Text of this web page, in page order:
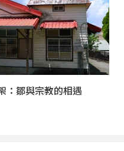
：鄒與宗教的相遇